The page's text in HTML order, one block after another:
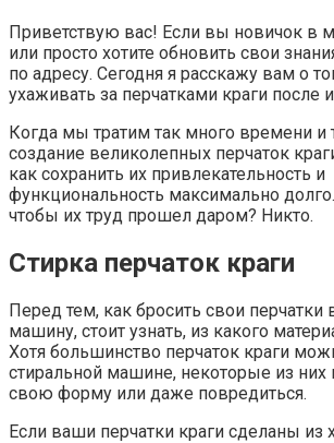
Приветствую вас! Если вы новичок в
или просто хотите обновить свои
по адресу. Сегодня я расскажу вам о
ухаживать за перчатками краги после
Когда мы тратим так много времени и
создание великолепных перчаток
как сохранить их привлекательность и
функциональность максимально
чтобы их труд прошел даром? Никто.
Стирка перчаток краги
Перед тем, как бросить свои перчатки
машину, стоит узнать, из какого
Хотя большинство перчаток краги
стиральной машине, некоторые из них
свою форму или даже повредиться.
Если ваши перчатки краги сделаны из